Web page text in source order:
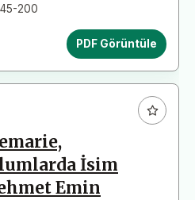
200
PDF Görüntüle
İsim
Emin